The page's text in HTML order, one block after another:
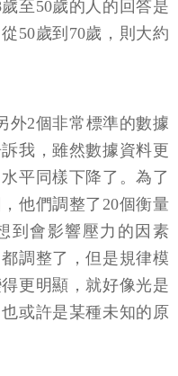
平同樣下降了。為了
他們調整了20個衡量
到會影響壓力的因素
調整了，但是規律模
更明顯，就好像光是
或許是某種未知的原